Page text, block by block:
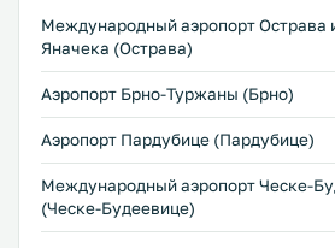
Международный аэропорт Острава
Яначека (Острава)
Аэропорт Брно-Туржаны (Брно)
Аэропорт Пардубице (Пардубице)
Международный аэропорт Ческе-
(Ческе-Будеевице)